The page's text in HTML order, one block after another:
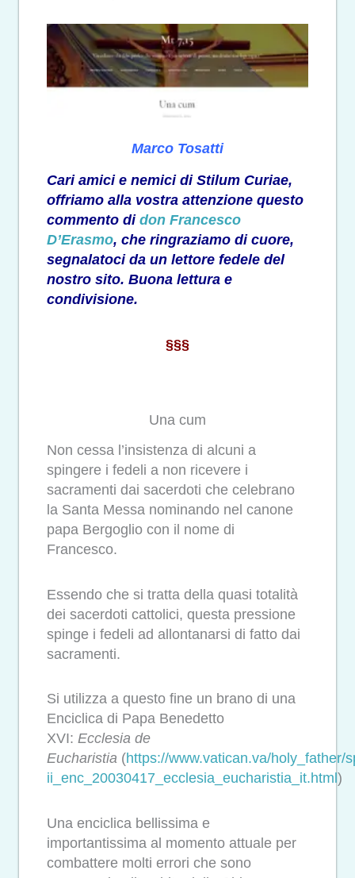
Marco Tosatti
Cari amici e nemici di Stilum Curiae,
offriamo alla vostra attenzione questo
commento di don Francesco
D’Erasmo, che ringraziamo di cuore,
segnalatoci da un lettore fedele del
nostro sito. Buona lettura e
condivisione.
§§§
Una cum
Non cessa l’insistenza di alcuni a
spingere i fedeli a non ricevere i
sacramenti dai sacerdoti che celebrano
la Santa Messa nominando nel canone
papa Bergoglio con il nome di
Francesco.
Essendo che si tratta della quasi totalità
dei sacerdoti cattolici, questa pressione
spinge i fedeli ad allontanarsi di fatto dai
sacramenti.
Si utilizza a questo fine un brano di una
Enciclica di Papa Benedetto
XVI: Ecclesia de
Eucharistia (https://www.vatican.va/holy_father/
ii_enc_20030417_ecclesia_eucharistia_it.html )
Una enciclica bellissima e
importantissima al momento attuale per
combattere molti errori che sono